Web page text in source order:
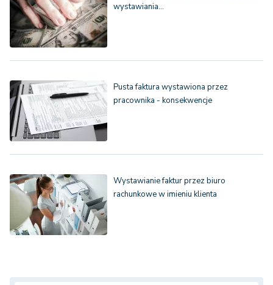
wystawiania…
Pusta faktura wystawiona przez
pracownika - konsekwencje
Wystawianie faktur przez biuro
rachunkowe w imieniu klienta